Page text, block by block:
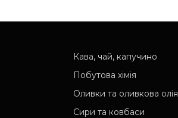
Кава, чай, капучино
Побутова хімія
Оливки та оливкова олія
Сири та ковбаси